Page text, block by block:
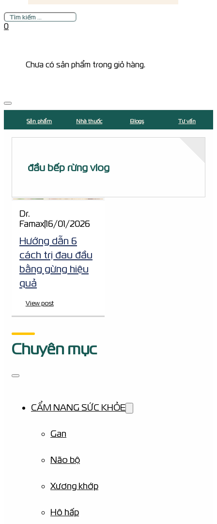
Tìm
kiếm
0
Chưa có sản phẩm trong giỏ hàng.
Sản phẩm Nhà thuốc Blogs Tư vấn
đầu bếp rừng vlog
Dr.
Famax|16/01/2026
Hướng dẫn 6
cách trị đau đầu
bằng gừng hiệu
quả
View post
Chuyên mục
CẨM NANG SỨC KHỎE
Gan
Não bộ
Xương khớp
Hô hấp